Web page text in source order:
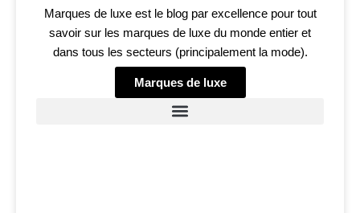
Marques de luxe est le blog par excellence pour tout
savoir sur les marques de luxe du monde entier et
dans tous les secteurs (principalement la mode).
Marques de luxe